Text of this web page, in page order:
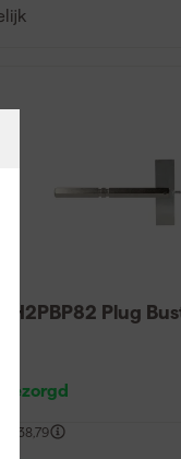
Plug
bezorgd
38,79